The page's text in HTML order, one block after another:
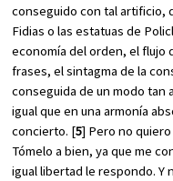
conseguido con tal artificio,
Fidias o las estatuas de
economía del orden, el flujo
frases, el sintagma de la
conseguida de un modo tan
igual que en una armonía
concierto. [5] Pero no
Tómelo a bien, ya que me
igual libertad le respondo. Y